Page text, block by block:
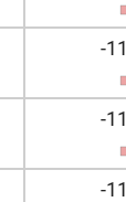
-11
-11
-11